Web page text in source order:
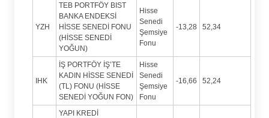
YZH
TEB PORTFÖY BIST
BANKA ENDEKSİ
HİSSE SENEDİ FONU
(HİSSE SENEDİ
YOĞUN)
Hisse
Senedi
Şemsiye
Fonu
-13,28 52,34
IHK
İŞ PORTFÖY İŞ’TE
KADIN HİSSE SENEDİ
(TL) FONU (HİSSE
SENEDİ YOĞUN FON)
Hisse
Senedi
Şemsiye
Fonu
-16,66 52,24
YAPI KREDİ